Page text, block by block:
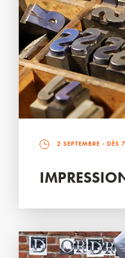
2 SEPTEMBRE - DÈS